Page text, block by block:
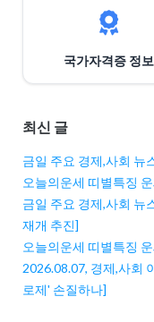
국가자격증 정보
최신 글
금일 주요 경제,사회 뉴
오늘의운세 띠별특징
금일 주요 경제,사회 뉴
재개 추진]
오늘의운세 띠별특징
2026.08.07, 경제,사회
로제' 손질하나]